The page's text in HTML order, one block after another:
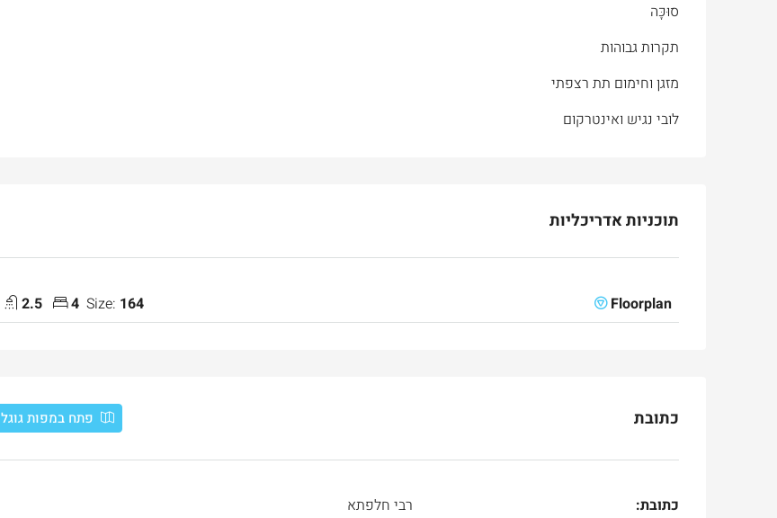
סוּכָּה
תקרות גבוהות
מזגן וחימום תת רצפתי
לובי נגיש ואינטרקום
תוכניות אדריכליות
Floorplan
Size: 164
4
2.5
כתובת פתח במפות גוגל
כתובת: רבי חלפתא